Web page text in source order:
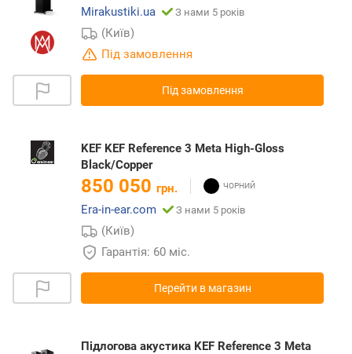
Mirakustiki.ua
З нами 5 років
(Київ)
Під замовлення
Під замовлення
KEF KEF Reference 3 Meta High-Gloss
Black/Copper
850 050 грн.
Era-in-ear.com
З нами 5 років
(Київ)
Гарантія: 60 міс.
Перейти в магазин
Підлогова акустика KEF Reference 3 Meta